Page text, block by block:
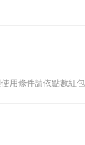
用條件請依點數紅包